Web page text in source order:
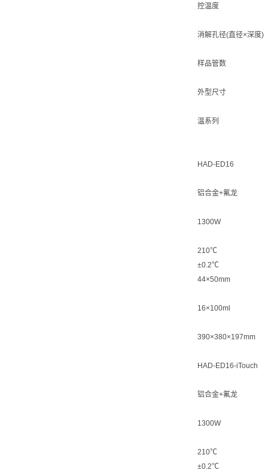
控温度
消解孔径(直径×深度)
样品管数
外型尺寸
温系列
HAD-ED16
铝合金+氟龙
1300W
210℃
±0.2℃
44×50mm
16×100ml
390×380×197mm
HAD-ED16-iTouch
铝合金+氟龙
1300W
210℃
±0.2℃